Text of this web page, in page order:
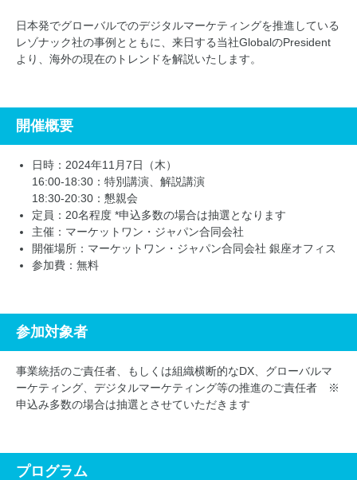
日本発でグローバルでのデジタルマーケティングを推進している
レゾナック社の事例とともに、来日する当社GlobalのPresident
より、海外の現在のトレンドを解説いたします。
開催概要
日時：2024年11月7日（木）
16:00-18:30：特別講演、解説講演
18:30-20:30：懇親会
定員：20名程度 *申込多数の場合は抽選となります
主催：マーケットワン・ジャパン合同会社
開催場所：マーケットワン・ジャパン合同会社 銀座オフィス
参加費：無料
参加対象者
事業統括のご責任者、もしくは組織横断的なDX、グローバルマ
ーケティング、デジタルマーケティング等の推進のご責任者 ※
申込み多数の場合は抽選とさせていただきます
プログラム